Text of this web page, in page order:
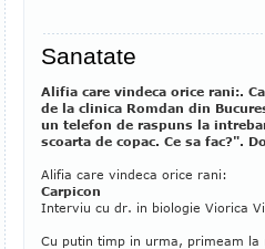
Sanatate
Alifia care vindeca orice rani:.
de la clinica Romdan din
un telefon de raspuns la
scoarta de copac. Ce sa fac?".
Alifia care vindeca orice rani:
Carpicon
Interviu cu dr. in biologie Viorica
Cu putin timp in urma, primeam